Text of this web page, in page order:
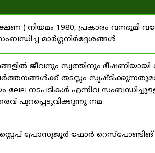
) നിയമം 1980, പ്രകാരം വനഭൂമി
മാർഗ്ഗനിർദ്ദേശങ്ങൾ
ജീവനും സ്വത്തിനും ഭീഷണിയായി
തടസ്സം
ലേല നടപടികൾ എന്നിവ
പുറപ്പെടുവിക്കുന്നു നമ
പ്രോസുജൂർ ഫോർ